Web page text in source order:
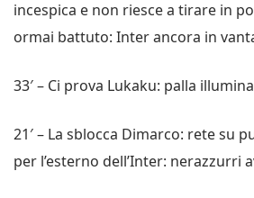
incespica e non riesce a tirare in
ormai battuto: Inter ancora in
33′ – Ci prova Lukaku: palla
21′ – La sblocca Dimarco: rete su
per l’esterno dell’Inter: nerazzurri